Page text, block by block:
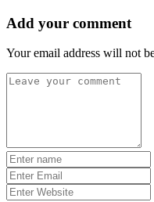
Add your comment
Your email address will not